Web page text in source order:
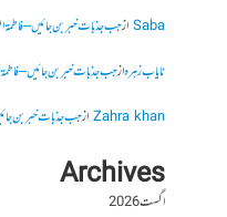
Sabaازجب جذبات خبر بن جائیں –
نایاب زہرہازجب جذبات خبر بن جائیں –
Zahra khanازجب جذبات خبر بن
Archives
اگست 2026